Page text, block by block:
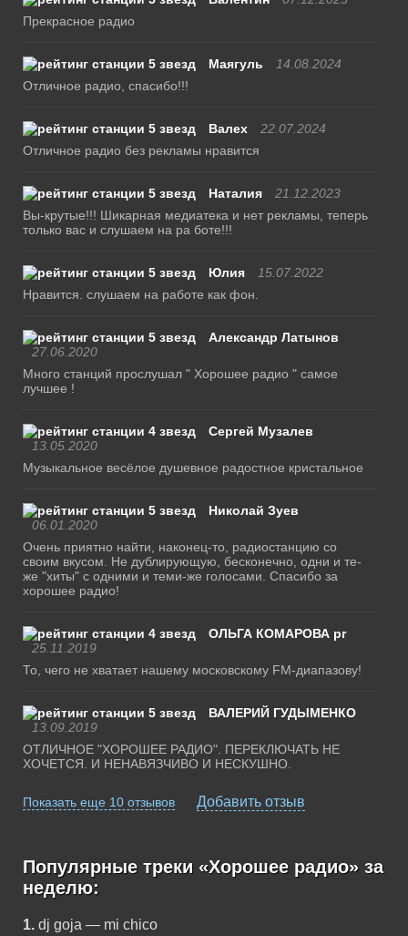
Прекрасное радио
Маягуль
14.08.2024
Отличное радио, спасибо!!!
Валех
22.07.2024
Отличное радио без рекламы нравится
Наталия
21.12.2023
Вы-крутые!!! Шикарная медиатека и нет рекламы, теперь
только вас и слушаем на ра боте!!!
Юлия
15.07.2022
Нравится. слушаем на работе как фон.
Александр Латынов
27.06.2020
Много станций прослушал " Хорошее радио " самое
лучшее !
Сергей Музалев
13.05.2020
Музыкальное весёлое душевное радостное кристальное
Николай Зуев
06.01.2020
Очень приятно найти, наконец-то, радиостанцию со
своим вкусом. Не дублирующую, бесконечно, одни и те-
же "хиты" с одними и теми-же голосами. Спасибо за
хорошее радио!
ОЛЬГА КОМАРОВА pr
25.11.2019
То, чего не хватает нашему московскому FM-диапазову!
ВАЛЕРИЙ ГУДЫМЕНКО
13.09.2019
ОТЛИЧНОЕ "ХОРОШЕЕ РАДИО". ПЕРЕКЛЮЧАТЬ НЕ
ХОЧЕТСЯ. И НЕНАВЯЗЧИВО И НЕСКУШНО.
Показать еще 10 отзывов Добавить отзыв
Популярные треки «Хорошее радио» за
неделю:
1. dj goja — mi chico